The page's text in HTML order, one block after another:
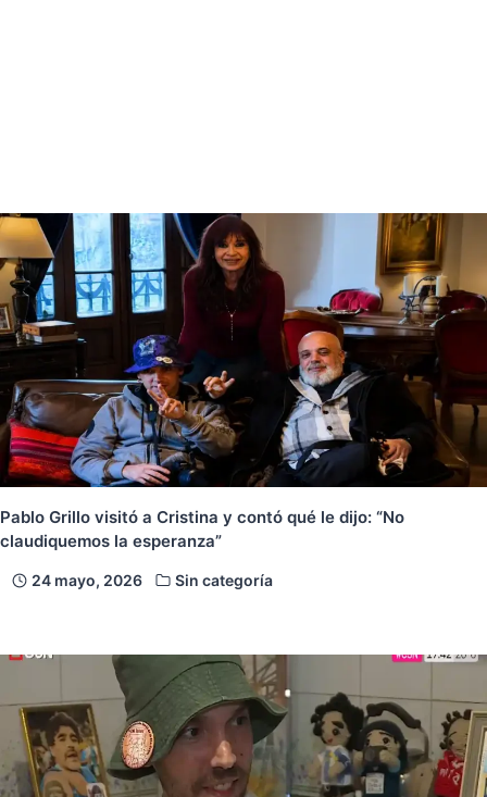
Pablo Grillo visitó a Cristina y contó qué le dijo: “No
claudiquemos la esperanza”
24 mayo, 2026 Sin categoría